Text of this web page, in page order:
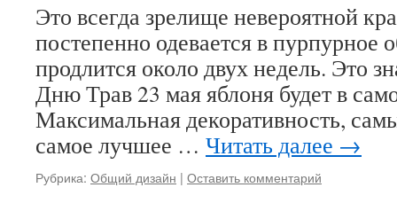
Это всегда зрелище невероятной
постепенно одевается в пурпурное
продлится около двух недель. Это
Дню Трав 23 мая яблоня будет в
Максимальная декоративность,
самое лучшее … Читать далее →
Рубрика: Общий дизайн | Оставить комментарий